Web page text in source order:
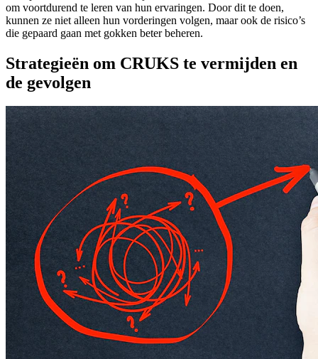
om voortdurend te leren van hun ervaringen. Door dit te doen,
kunnen ze niet alleen hun vorderingen volgen, maar ook de risico’s
die gepaard gaan met gokken beter beheren.
Strategieën om CRUKS te vermijden en
de gevolgen